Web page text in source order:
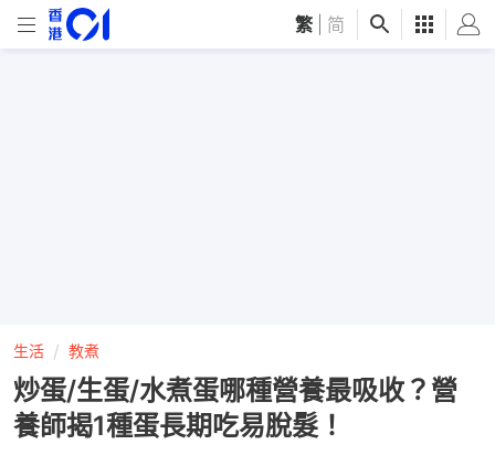
繁 简
生活 教煮
炒蛋/生蛋/水煮蛋哪種營養最吸收？營
養師揭1種蛋長期吃易脫髮！